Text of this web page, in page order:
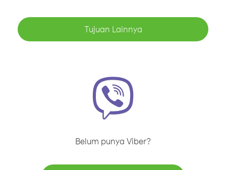
Tujuan Lainnya
Belum punya Viber?